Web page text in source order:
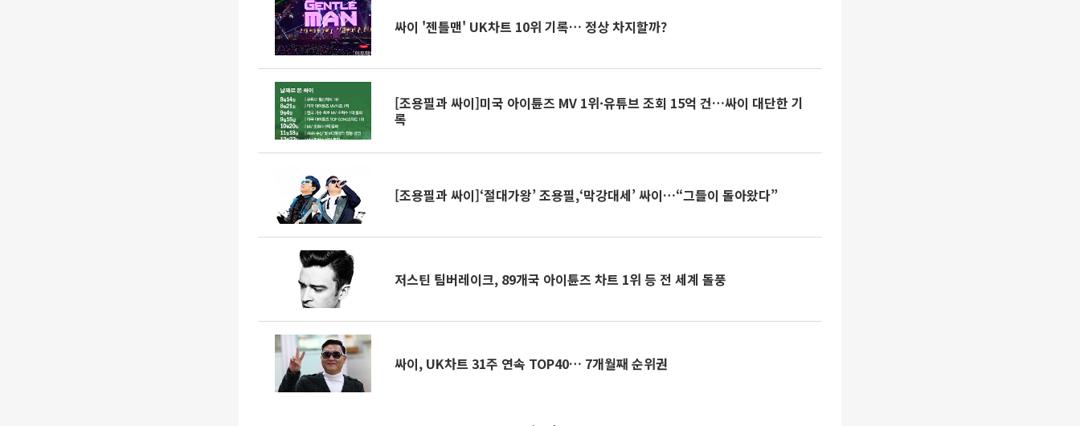
싸이 '젠틀맨' UK차트 10위 기록… 정상 차지할까?
[조용필과 싸이]미국 아이튠즈 MV 1위·유튜브 조회 15억 건…싸이 대단한 기
록
[조용필과 싸이]‘절대가왕’ 조용필,‘막강대세’ 싸이…“그들이 돌아왔다”
저스틴 팀버레이크, 89개국 아이튠즈 차트 1위 등 전 세계 돌풍
싸이, UK차트 31주 연속 TOP40… 7개월째 순위권